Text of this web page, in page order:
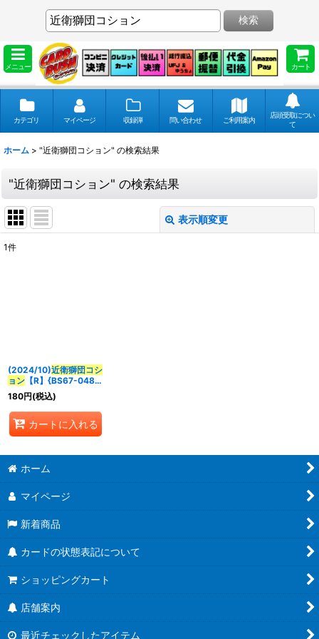
メニュー カート
検索
カテゴリ マイページ 収録弾 問い合わせ ご利用案内
店頭受取につい
て
ホーム > "近衛獅団コション" の検索結果
"近衛獅団コション" の検索結果
表示順変更
1件
(2024/10)近衛獅団コシ
ョン 【R】{BS67-048}
《青》
180円(税込)
カートに入れる
ホーム
マイページ
新着商品
カードの状態表記について
ショッピングカート
店舗案内
最近チェックしたアイテム